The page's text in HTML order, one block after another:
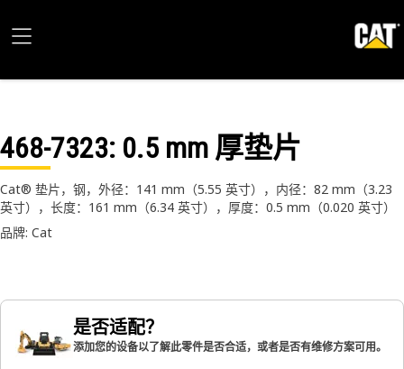
468-7323: 0.5 mm 厚垫片
Cat® 垫片，钢，外径：141 mm（5.55 英寸），内径：82 mm（3.23
英寸），长度：161 mm（6.34 英寸），厚度：0.5 mm（0.020 英寸）
品牌: Cat
是否适配？
添加您的设备以了解此零件是否合适，或者是否有维修方案可用。